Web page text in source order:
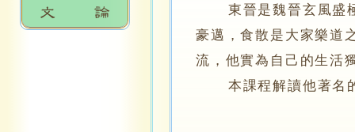
東晉是魏晉玄風盛
豪邁，食散是大家樂道
流，他實為自己的生活
本課程解讀他著名的